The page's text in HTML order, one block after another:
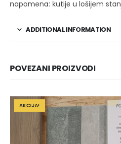
napomena: kutije u lošijem
ADDITIONAL INFORMATION
POVEZANI PROIZVODI
AKCIJA!